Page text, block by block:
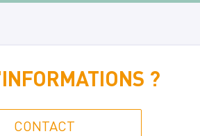
?
CONTACT